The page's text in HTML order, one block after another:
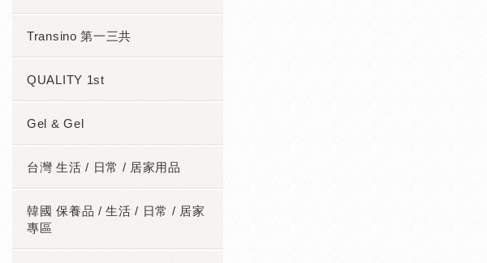
Transino 第一三共
QUALITY 1st
Gel & Gel
台灣 生活 / 日常 / 居家用品
韓國 保養品 / 生活 / 日常 / 居家
專區